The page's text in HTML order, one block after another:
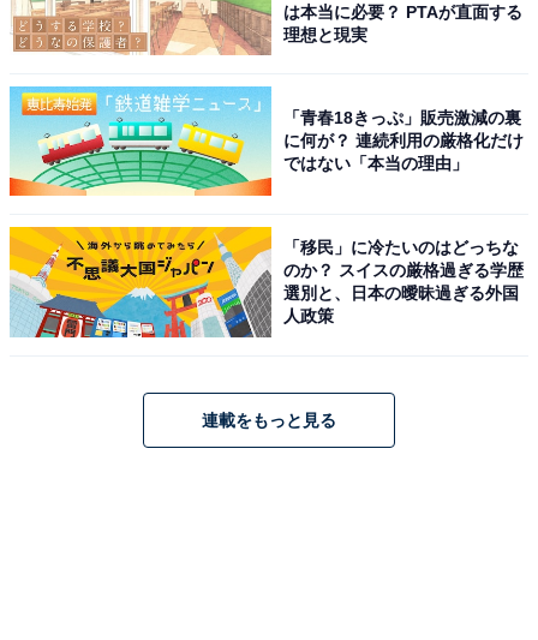
アクアイグニス 片岡温泉（画像：「アクアイグニス 片岡温泉」公式Webサ
イトより）
「アクアイグニス 片岡温泉」は、建築家やアーティスト
が手掛けた洗練された空間で、100%源泉掛け流しの
のスイーツやベーカリー、奥田政行氏のイタリアン、笠
原将弘氏の和食など、日本を代表するシェフによる至極
は本当に必要？ PTAが直面する
理想と現実
「青春18きっぷ」販売激減の裏
に何が？ 連続利用の厳格化だけ
ではない「本当の理由」
「移民」に冷たいのはどっちな
のか？ スイスの厳格過ぎる学歴
選別と、日本の曖昧過ぎる外国
人政策
連載をもっと見る